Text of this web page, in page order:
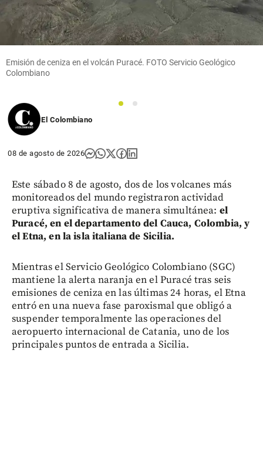
Emisión de ceniza en el volcán Puracé. FOTO Servicio Geológico
Colombiano
1
2
El Colombiano
08 de agosto de 2026
Este sábado 8 de agosto, dos de los volcanes más
monitoreados del mundo registraron actividad
eruptiva significativa de manera simultánea: el
Puracé, en el departamento del Cauca, Colombia, y
el Etna, en la isla italiana de Sicilia.
Mientras el Servicio Geológico Colombiano (SGC)
mantiene la alerta naranja en el Puracé tras seis
emisiones de ceniza en las últimas 24 horas, el Etna
entró en una nueva fase paroxismal que obligó a
suspender temporalmente las operaciones del
aeropuerto internacional de Catania, uno de los
principales puntos de entrada a Sicilia.